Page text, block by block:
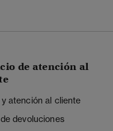
de atención al
y atención al cliente
devoluciones